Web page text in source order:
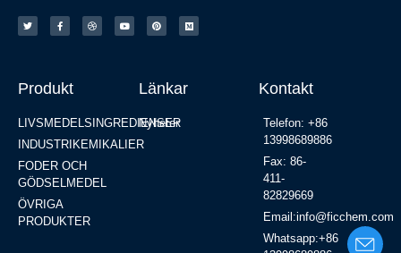
Produkt
LIVSMEDELSINGREDIENSER
INDUSTRIKEMIKALIER
FODER OCH
GÖDSELMEDEL
ÖVRIGA
PRODUKTER
Länkar
Nyheter
Kontakt
Telefon: +86
13998689886
Fax: 86-
411-
82829669
Email:info@ficchem.com
Whatsapp:+86